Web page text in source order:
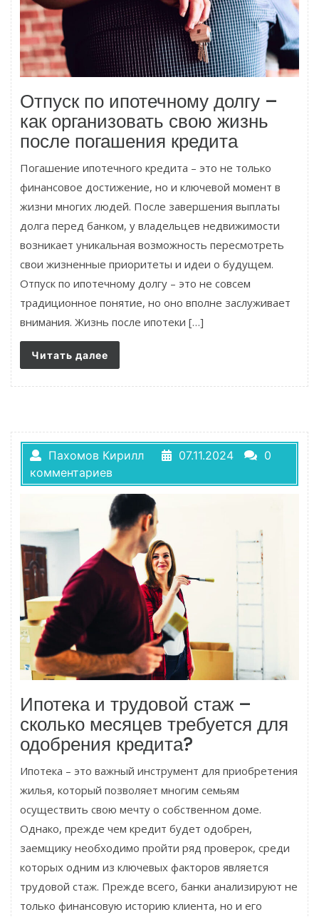
Отпуск по ипотечному долгу –
как организовать свою жизнь
после погашения кредита
Погашение ипотечного кредита – это не только
финансовое достижение, но и ключевой момент в
жизни многих людей. После завершения выплаты
долга перед банком, у владельцев недвижимости
возникает уникальная возможность пересмотреть
свои жизненные приоритеты и идеи о будущем.
Отпуск по ипотечному долгу – это не совсем
традиционное понятие, но оно вполне заслуживает
внимания. Жизнь после ипотеки […]
Читать далее
Пахомов Кирилл 07.11.2024
0
комментариев
Ипотека и трудовой стаж –
сколько месяцев требуется для
одобрения кредита?
Ипотека – это важный инструмент для приобретения
жилья, который позволяет многим семьям
осуществить свою мечту о собственном доме.
Однако, прежде чем кредит будет одобрен,
заемщику необходимо пройти ряд проверок, среди
которых одним из ключевых факторов является
трудовой стаж. Прежде всего, банки анализируют не
только финансовую историю клиента, но и его